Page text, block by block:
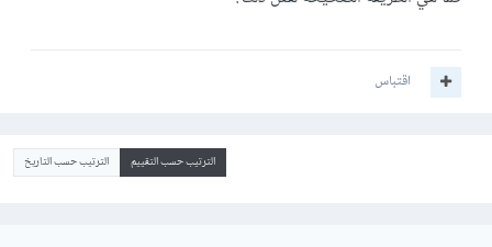
اقتباس
الترتيب حسب التقييم الترتيب حسب التاريخ